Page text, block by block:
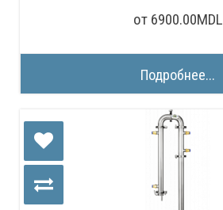
от 6900.00MDL
Подробнее...